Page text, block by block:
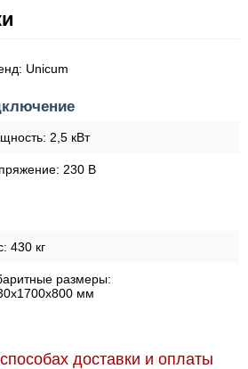
Unicum
2,5 кВт
230 В
430 кг
размеры:
мм
доставки и оплаты